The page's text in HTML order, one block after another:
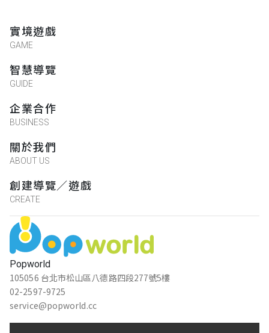
Popworld
105056 台北市松山區八德路四段277號5樓
02-2597-9725
service@popworld.cc
實境遊戲
GAME
智慧導覽
GUIDE
企業合作
BUSINESS
關於我們
ABOUT US
創建導覽／遊戲
CREATE